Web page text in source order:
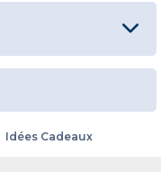
Idées Cadeaux